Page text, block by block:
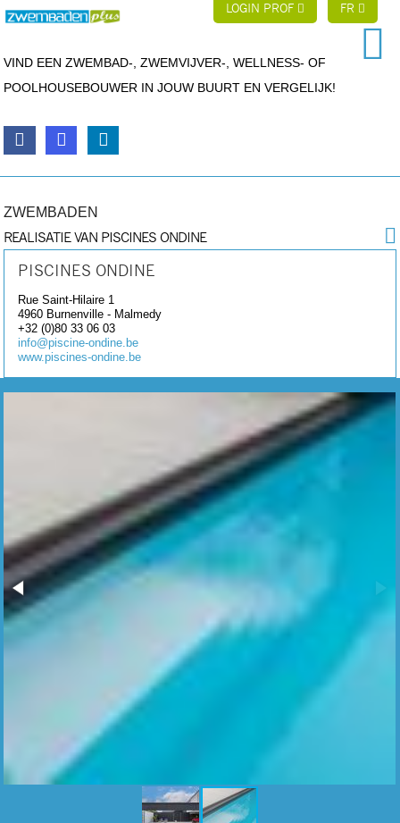
LOGIN PROF FR
VIND EEN ZWEMBAD-, ZWEMVIJVER-, WELLNESS- OF
POOLHOUSEBOUWER IN JOUW BUURT EN VERGELIJK!
ZWEMBADEN
REALISATIE VAN PISCINES ONDINE
PISCINES ONDINE
Rue Saint-Hilaire 1
4960 Burnenville - Malmedy
+32 (0)80 33 06 03
info@piscine-ondine.be
www.piscines-ondine.be